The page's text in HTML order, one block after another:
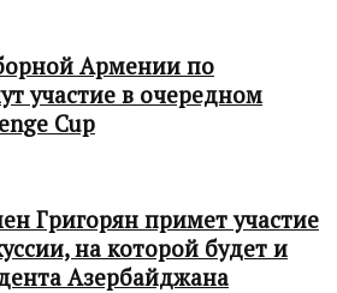
Армении по
участие в очередном
Cup
Григорян примет участие
на которой будет и
Азербайджана